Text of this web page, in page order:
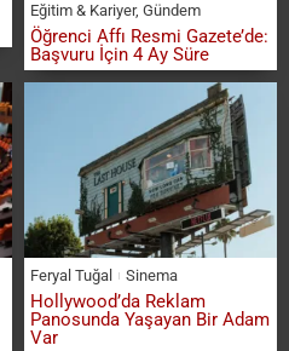
Eğitim & Kariyer, Gündem
Öğrenci Affı Resmi Gazete’de:
Başvuru İçin 4 Ay Süre
Feryal Tuğal Sinema
Hollywood’da Reklam
Panosunda Yaşayan Bir Adam
Var